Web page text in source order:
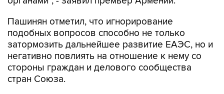
Пашинян отметил, что игнорирование
подобных вопросов способно не только
затормозить дальнейшее развитие ЕАЭС, но и
негативно повлиять на отношение к нему со
стороны граждан и делового сообщества
стран Союза.